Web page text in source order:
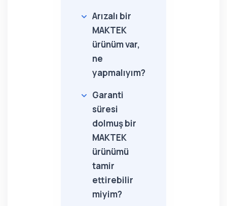
Arızalı bir
MAKTEK
ürünüm var,
ne
yapmalıyım?
Garanti
süresi
dolmuş bir
MAKTEK
ürünümü
tamir
ettirebilir
miyim?